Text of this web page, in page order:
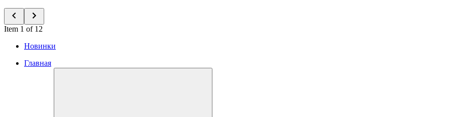
Item 1 of 12
Новинки
Главная